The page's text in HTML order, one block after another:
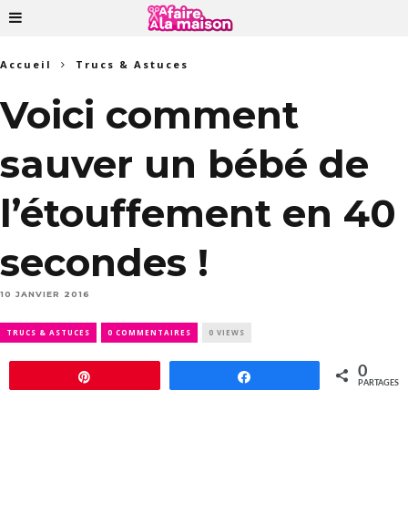
Accueil Trucs & Astuces
Voici comment
sauver un bébé de
l’étouffement en 40
secondes !
10 JANVIER 2016
TRUCS & ASTUCES 0 COMMENTAIRES 0 VIEWS
0
PARTAGES